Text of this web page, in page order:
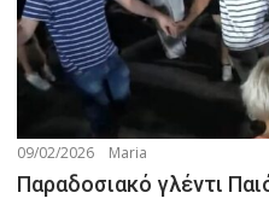
09/02/2026 Maria
Παραδοσιακό γλέντι